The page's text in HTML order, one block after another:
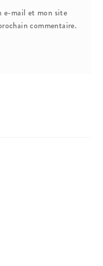
e-mail et mon site
commentaire.